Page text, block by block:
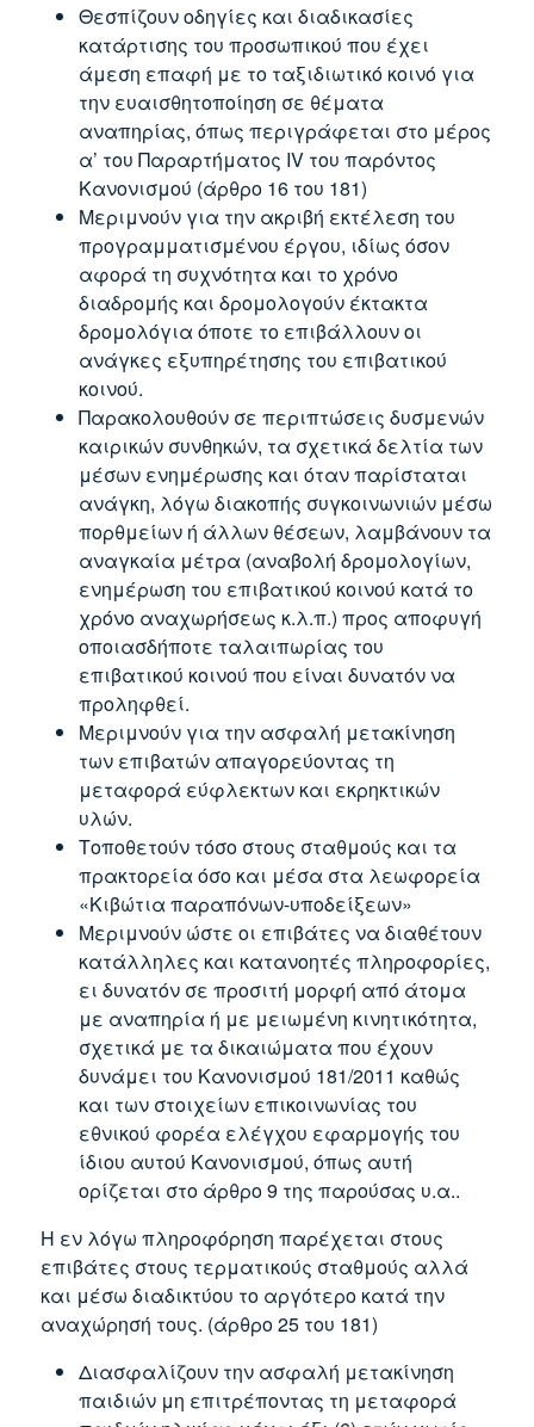
Θεσπίζουν οδηγίες και διαδικασίες
κατάρτισης του προσωπικού που έχει
άμεση επαφή με το ταξιδιωτικό κοινό για
την ευαισθητοποίηση σε θέματα
αναπηρίας, όπως περιγράφεται στο μέρος
α’ του Παραρτήματος ΙV του παρόντος
Κανονισμού (άρθρο 16 του 181)
Μεριμνούν για την ακριβή εκτέλεση του
προγραμματισμένου έργου, ιδίως όσον
αφορά τη συχνότητα και το χρόνο
διαδρομής και δρομολογούν έκτακτα
δρομολόγια όποτε το επιβάλλουν οι
ανάγκες εξυπηρέτησης του επιβατικού
κοινού.
Παρακολουθούν σε περιπτώσεις δυσμενών
καιρικών συνθηκών, τα σχετικά δελτία των
μέσων ενημέρωσης και όταν παρίσταται
ανάγκη, λόγω διακοπής συγκοινωνιών μέσω
πορθμείων ή άλλων θέσεων, λαμβάνουν τα
αναγκαία μέτρα (αναβολή δρομολογίων,
ενημέρωση του επιβατικού κοινού κατά το
χρόνο αναχωρήσεως κ.λ.π.) προς αποφυγή
οποιασδήποτε ταλαιπωρίας του
επιβατικού κοινού που είναι δυνατόν να
προληφθεί.
Μεριμνούν για την ασφαλή μετακίνηση
των επιβατών απαγορεύοντας τη
μεταφορά εύφλεκτων και εκρηκτικών
υλών.
Τοποθετούν τόσο στους σταθμούς και τα
πρακτορεία όσο και μέσα στα λεωφορεία
«Κιβώτια παραπόνων-υποδείξεων»
Μεριμνούν ώστε οι επιβάτες να διαθέτουν
κατάλληλες και κατανοητές πληροφορίες,
ει δυνατόν σε προσιτή μορφή από άτομα
με αναπηρία ή με μειωμένη κινητικότητα,
σχετικά με τα δικαιώματα που έχουν
δυνάμει του Κανονισμού 181/2011 καθώς
και των στοιχείων επικοινωνίας του
εθνικού φορέα ελέγχου εφαρμογής του
ίδιου αυτού Κανονισμού, όπως αυτή
ορίζεται στο άρθρο 9 της παρούσας υ.α..
Η εν λόγω πληροφόρηση παρέχεται στους
επιβάτες στους τερματικούς σταθμούς αλλά
και μέσω διαδικτύου το αργότερο κατά την
αναχώρησή τους. (άρθρο 25 του 181)
Διασφαλίζουν την ασφαλή μετακίνηση
παιδιών μη επιτρέποντας τη μεταφορά